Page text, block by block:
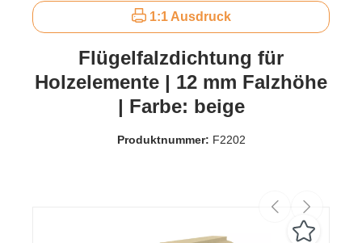
1:1 Ausdruck
Flügelfalzdichtung für
Holzelemente | 12 mm Falzhöhe
| Farbe: beige
Produktnummer: F2202